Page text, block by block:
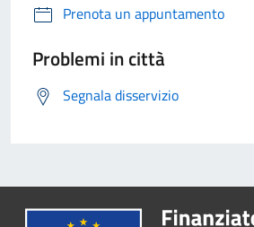
Prenota un appuntamento
Problemi in città
Segnala disservizio